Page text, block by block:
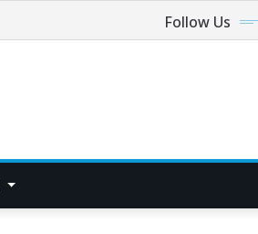
Follow Us